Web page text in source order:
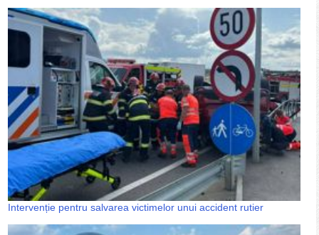
Intervenție pentru salvarea victimelor unui accident rutier